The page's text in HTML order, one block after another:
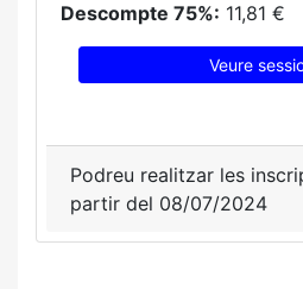
Descompte 75%: 11,81 €
Veure
Podreu realitzar les
partir del 08/07/2024